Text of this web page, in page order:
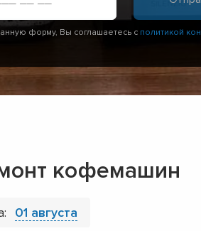
форму, Вы соглашаетесь с политикой
кофемашин
01 августа